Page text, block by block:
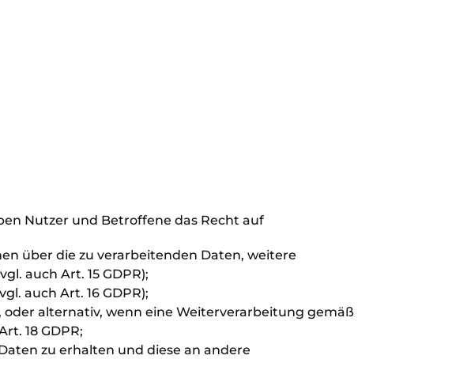
Nutzer und Betroffene das Recht auf
über die zu verarbeitenden Daten, weitere
auch Art. 15 GDPR);
auch Art. 16 GDPR);
oder alternativ, wenn eine Weiterverarbeitung gemäß
18 GDPR;
zu erhalten und diese an andere